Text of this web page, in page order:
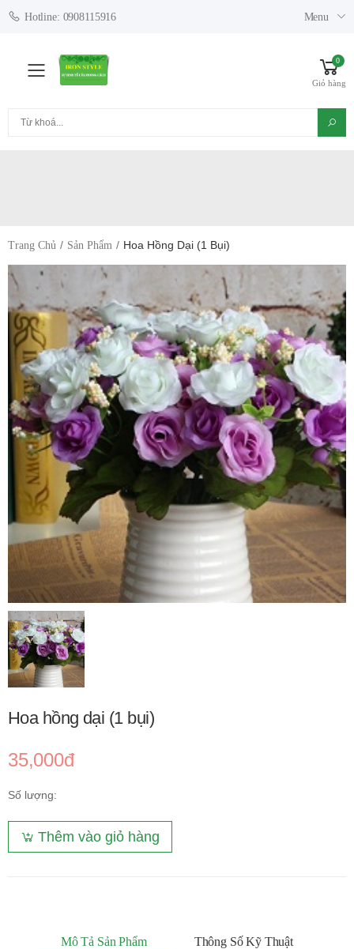
Hotline: 0908115916 Menu
Toggle mobile menu
0
Giỏ hàng
Trang Chủ Sản Phẩm Hoa Hồng Dại (1 Bụi)
Hoa hồng dại (1 bụi)
35,000đ
Số lượng:
Thêm vào giỏ hàng
Mô Tả Sản Phẩm Thông Số Kỹ Thuật